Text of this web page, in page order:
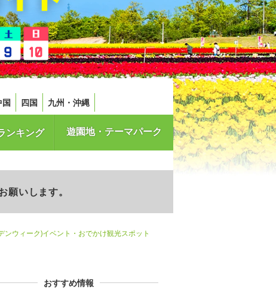
国 四国 九州・沖縄
ンキング 遊園地・テーマパーク
いします。
ンウィーク)イベント・おでかけ観光スポット
おすすめ情報